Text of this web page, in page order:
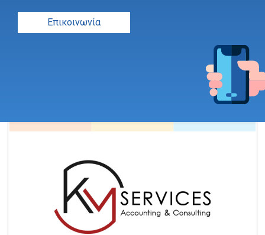
Επικοινωνία